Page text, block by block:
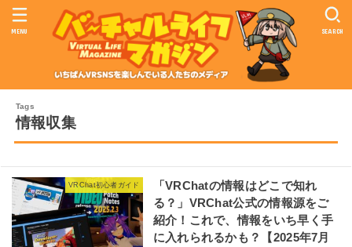
SEARCH
MENU
情報収集
VRChat初心者ガイド
「VRChatの情報はどこで知れ
る？」VRChat公式の情報源をご
紹介！これで、情報をいち早く手
に入れられるかも？【2025年7月